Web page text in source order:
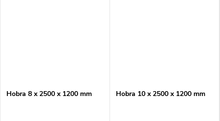
Hobra 8 x 2500 x 1200 mm Hobra 10 x 2500 x 1200 mm